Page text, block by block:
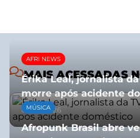
MAIS ACESSADAS
AFRI NEWS
Érika Leal, jornalista
morre após acidente
08/07/2026
MÚSICA
Afropunk Brasil abre